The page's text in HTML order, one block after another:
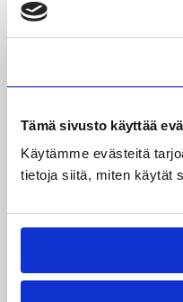
Tämä sivusto käyttää
Käytämme evästeitä
tietoja siitä, miten käytät